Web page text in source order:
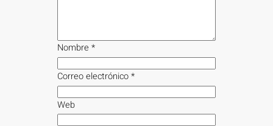
Nombre*
Correo electrónico*
Web